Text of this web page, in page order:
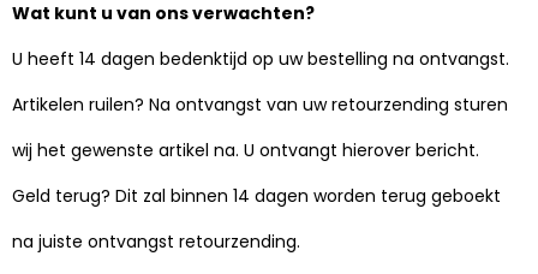
Wat kunt u van ons verwachten?
U heeft 14 dagen bedenktijd op uw bestelling na ontvangst.
Artikelen ruilen? Na ontvangst van uw retourzending sturen
wij het gewenste artikel na. U ontvangt hierover bericht.
Geld terug? Dit zal binnen 14 dagen worden terug geboekt
na juiste ontvangst retourzending.